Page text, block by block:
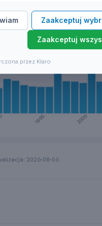
2026-08-06
Zaakceptuj
Zaakceptuj
przez Klaro